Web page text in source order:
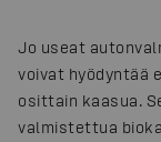
Jo useat
voivat hyödyntää
osittain kaasua.
valmistettua